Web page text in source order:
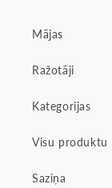
Mājas
Ražotāji
Kategorijas
Visu produktu
Saziņa